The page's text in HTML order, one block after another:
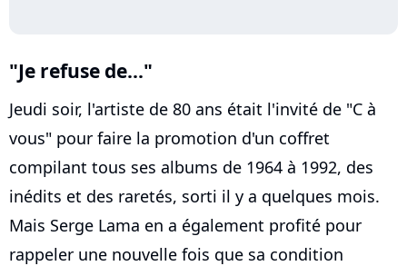
"Je refuse de..."
Jeudi soir, l'artiste de 80 ans était l'invité de "C à
vous" pour faire la promotion d'un coffret
compilant tous ses albums de 1964 à 1992, des
inédits et des raretés, sorti il y a quelques mois.
Mais Serge Lama en a également profité pour
rappeler une nouvelle fois que sa condition